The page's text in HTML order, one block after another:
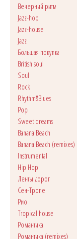
Вечерний ритм
Jazz-hop
Jazz-house
Jazz
Большая покупка
British soul
Soul
Rock
Rhythm&Blues
Pop
Sweet dreams
Banana Beach
Banana Beach (remixes)
Instrumental
Hip Hop
Ленты дорог
Сен-Тропе
Рио
Tropical house
Романтика
Романтика (remixes)